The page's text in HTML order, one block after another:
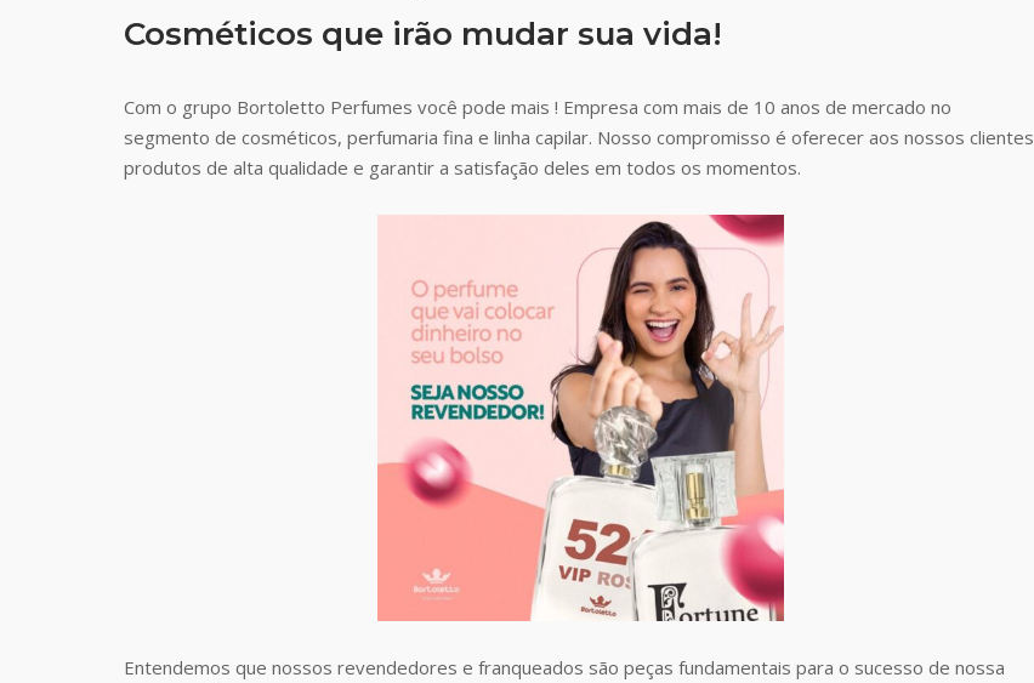
Cosméticos que irão mudar sua vida!
Com o grupo Bortoletto Perfumes você pode mais ! Empresa com mais de 10 anos de mercado no
segmento de cosméticos, perfumaria fina e linha capilar. Nosso compromisso é oferecer aos nossos clientes
produtos de alta qualidade e garantir a satisfação deles em todos os momentos.
Entendemos que nossos revendedores e franqueados são peças fundamentais para o sucesso de nossa